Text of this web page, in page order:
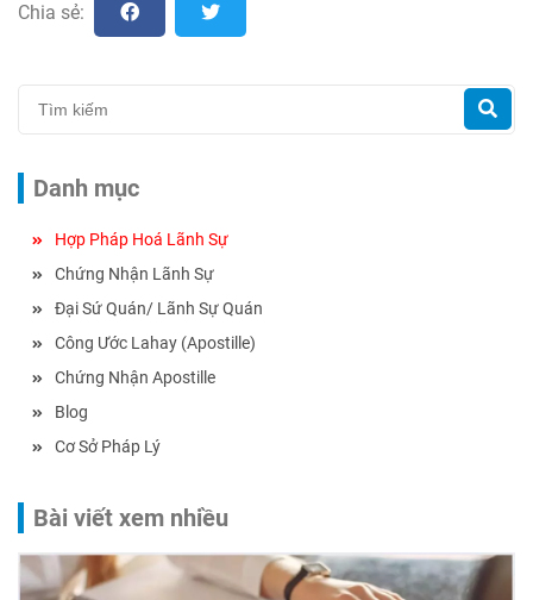
Chia sẻ:
Danh mục
Hợp Pháp Hoá Lãnh Sự
Chứng Nhận Lãnh Sự
Đại Sứ Quán/ Lãnh Sự Quán
Công Ước Lahay (Apostille)
Chứng Nhận Apostille
Blog
Cơ Sở Pháp Lý
Bài viết xem nhiều